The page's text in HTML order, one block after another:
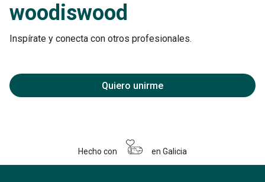
woodiswood
Inspírate y conecta con otros profesionales.
Quiero unirme
Hecho con en Galicia